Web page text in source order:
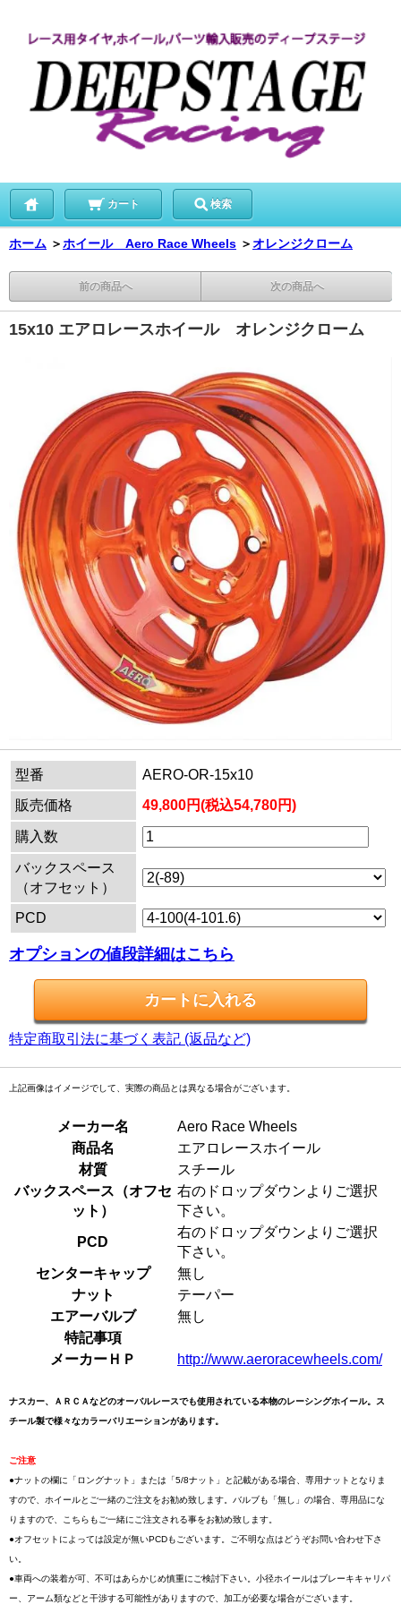
カート 検索
ホーム ＞ホイール Aero Race Wheels ＞オレンジクローム
前の商品へ 次の商品へ
15x10 エアロレースホイール オレンジクローム
型番
AERO-OR-15x10
販売価格
49,800円(税込54,780円)
購入数
バックスペース
（オフセット）
PCD
オプションの値段詳細はこちら
特定商取引法に基づく表記 (返品など)
上記画像はイメージでして、実際の商品とは異なる場合がございます。
メーカー名
Aero Race Wheels
商品名
エアロレースホイール
材質
スチール
バックスペース（オフセ
ット）
右のドロップダウンよりご選択
下さい。
PCD
右のドロップダウンよりご選択
下さい。
センターキャップ
無し
ナット
テーパー
エアーバルブ
無し
特記事項
メーカーＨＰ
http://www.aeroracewheels.com/
ナスカー、ＡＲＣＡなどのオーバルレースでも使用されている本物のレーシングホイール。ス
チール製で様々なカラーバリエーションがあります。
ご注意
●ナットの欄に「ロングナット」または「5/8ナット」と記載がある場合、専用ナットとなりま
すので、ホイールとご一緒のご注文をお勧め致します。バルブも「無し」の場合、専用品にな
りますので、こちらもご一緒にご注文される事をお勧め致します。
●オフセットによっては設定が無いPCDもございます。ご不明な点はどうぞお問い合わせ下さ
い。
●車両への装着が可、不可はあらかじめ慎重にご検討下さい。小径ホイールはブレーキキャリパ
ー、アーム類などと干渉する可能性がありますので、加工が必要な場合がございます。